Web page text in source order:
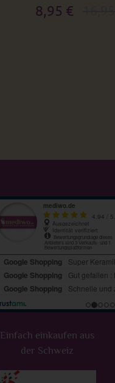
8,95 €
Einfach einkaufen aus
der Schweiz